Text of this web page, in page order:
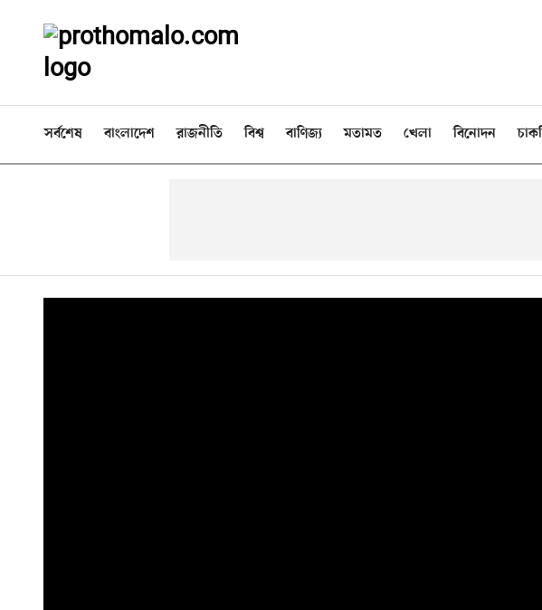
সর্বশেষ বাংলাদেশ রাজনীতি বিশ্ব বাণিজ্য মতামত খেলা বিনোদন